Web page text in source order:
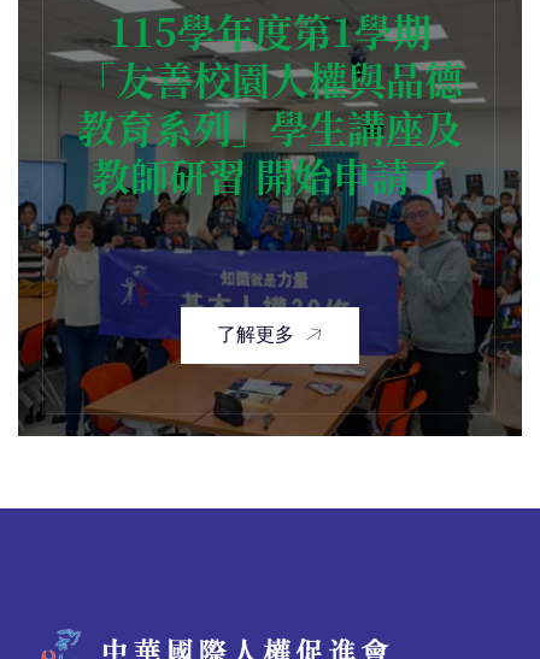
115學年度第1學期
「友善校園人權與品德
教育系列」學生講座及
教師研習 開始申請了
了解更多